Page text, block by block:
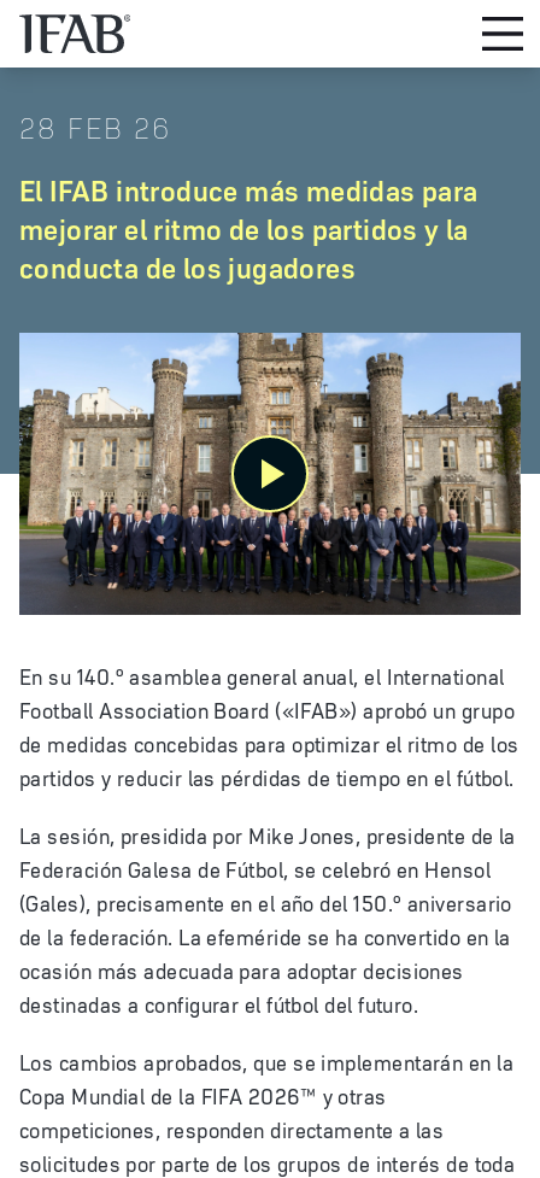
28 FEB 26
El IFAB introduce más medidas para
mejorar el ritmo de los partidos y la
conducta de los jugadores
Play
Video
En su 140.º asamblea general anual, el International
Football Association Board («IFAB») aprobó un grupo
de medidas concebidas para optimizar el ritmo de los
partidos y reducir las pérdidas de tiempo en el fútbol.
La sesión, presidida por Mike Jones, presidente de la
Federación Galesa de Fútbol, se celebró en Hensol
(Gales), precisamente en el año del 150.º aniversario
de la federación. La efeméride se ha convertido en la
ocasión más adecuada para adoptar decisiones
destinadas a configurar el fútbol del futuro.
Los cambios aprobados, que se implementarán en la
Copa Mundial de la FIFA 2026™ y otras
competiciones, responden directamente a las
solicitudes por parte de los grupos de interés de toda